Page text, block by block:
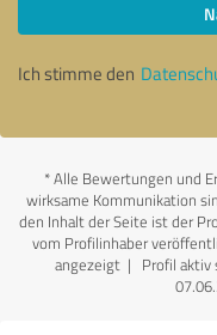
Ich stimme den
*Alle Bewertungen und
wirksame Kommunikation
den Inhalt der Seite ist der
vom Profilinhaber
angezeigt | Profil aktiv